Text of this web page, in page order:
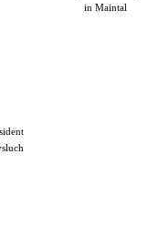
in Maintal